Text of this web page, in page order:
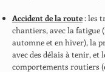
Accident de la route: les
chantiers, avec la fatigue
automne et en hiver), la
avec des délais à tenir, et
comportements routiers